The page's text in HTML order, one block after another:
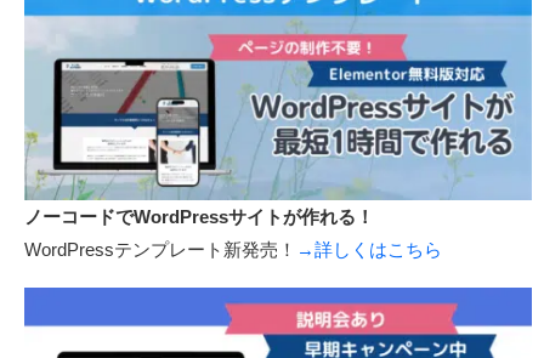
ビジネス本や作品集などを出版したい方も募集中です！